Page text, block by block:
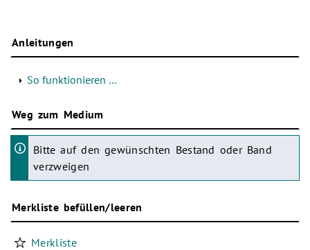
Anleitungen
So funktionieren …
Weg zum Medium
Bitte auf den gewünschten Bestand oder Band
verzweigen
Merkliste befüllen/leeren
Merkliste